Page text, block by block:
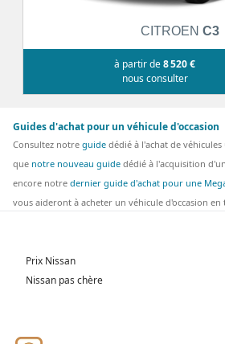
CITROEN C3
à partir de8 520 €
nous consulter
Guides d'achat pour un véhicule d'occasion
Consultez notre guide dédié à l'achat de
que notre nouveau guide dédié à l'acquisition
encore notre dernier guide d'achat pour une
vous aideront à acheter un véhicule d'occasion en
Prix Nissan
Nissan pas chère